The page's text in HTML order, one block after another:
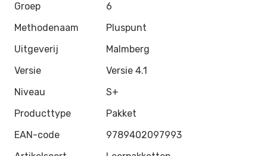
Groep
6
Methodenaam
Pluspunt
Uitgeverij
Malmberg
Versie
Versie 4.1
Niveau
S+
Producttype
Pakket
EAN-code
9789402097993